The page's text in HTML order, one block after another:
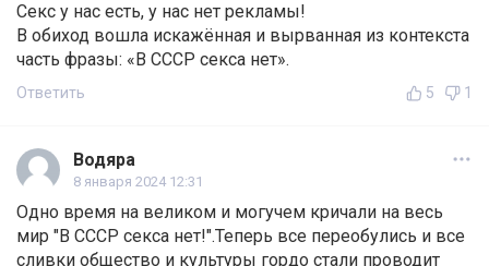
Секс у нас есть, у нас нет рекламы!
В обиход вошла искажённая и вырванная из контекста
часть фразы: «В СССР секса нет».
Ответить 5 1
Водяра
8 января 2024 12:31
Одно время на великом и могучем кричали на весь
мир "В СССР секса нет!".Теперь все переобулись и все
сливки общество и культуры гордо стали проводит